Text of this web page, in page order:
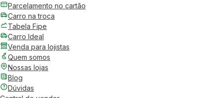
Parcelamento no cartão
Carro na troca
Tabela Fipe
Carro Ideal
Venda para lojistas
Quem somos
Nossas lojas
Blog
Dúvidas